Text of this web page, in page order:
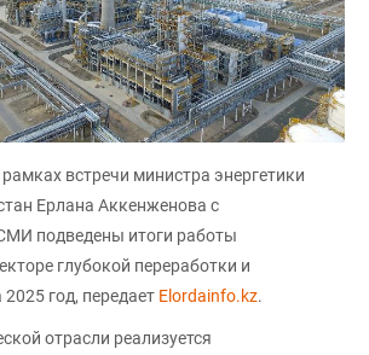
рамках встречи министра энергетики
Ерлана Аккенженова с
подведены итоги работы
глубокой переработки и
год, передает Elordainfo.kz.
отрасли реализуется